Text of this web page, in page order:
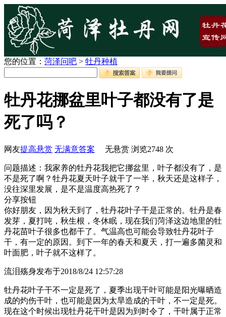
您的位置： 菏泽问吧 > 牡丹种植
牡丹花挪盆里叶子都没有了是
死了吗？
网友提高悬赏 无满意答案 无悬赏 浏览2748 次
问题描述：我家养的牡丹花我把它挪盆里，叶子都没有了，是
不是死了啊？牡丹花夏天叶子就干了一半，秋天还是这样子，
没往深里发展，是不是温度高热死了？
分享按钮
你好朋友，因为秋天到了，牡丹花叶子干是正常的。牡丹是春
发芽，夏打吨，秋生根，冬休眠，现在我们菏泽这边地里的牡
丹花苗叶子很多也都干了。气温高也可能会导致牡丹花叶子
干，有一定的原因。到下一年的春天和夏天，打一遍多菌灵和
叶面肥，叶子就不这样了。
流泪殇身发布于2018/8/24 12:57:28
牡丹花叶子干不一定是死了，夏季出现干叶可能是阳光曝晒造
成的灼伤干叶，也可能是因为太旱造成的干叶，不一定是死。
现在这个时候出现牡丹花干叶是因为到时令了，干叶属于正常